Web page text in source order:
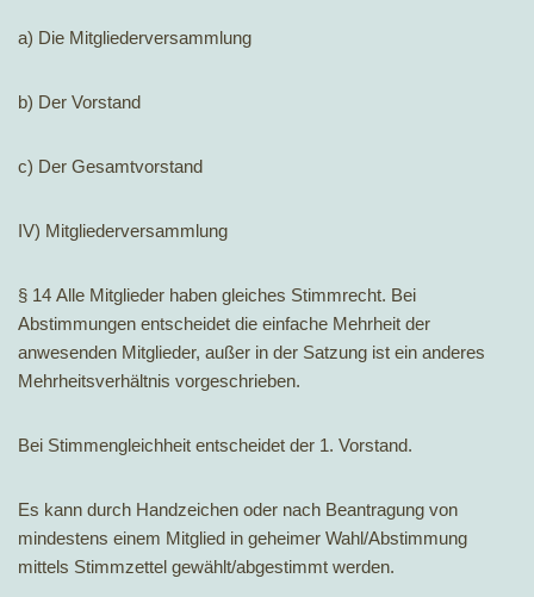
a) Die Mitgliederversammlung
b) Der Vorstand
c) Der Gesamtvorstand
IV) Mitgliederversammlung
§ 14 Alle Mitglieder haben gleiches Stimmrecht. Bei
Abstimmungen entscheidet die einfache Mehrheit der
anwesenden Mitglieder, außer in der Satzung ist ein anderes
Mehrheitsverhältnis vorgeschrieben.
Bei Stimmengleichheit entscheidet der 1. Vorstand.
Es kann durch Handzeichen oder nach Beantragung von
mindestens einem Mitglied in geheimer Wahl/Abstimmung
mittels Stimmzettel gewählt/abgestimmt werden.